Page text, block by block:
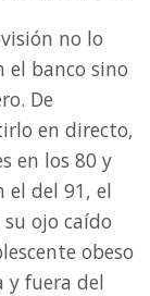
no lo
el banco sino
De
en directo,
en los 80 y
el del 91, el
ojo caído
obeso
y fuera del